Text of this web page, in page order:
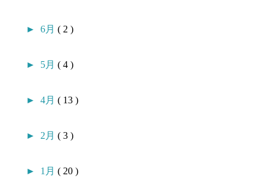
►6月( 2 )
► 5月( 4 )
►4月( 13 )
► 2月( 3 )
► 1月( 20 )